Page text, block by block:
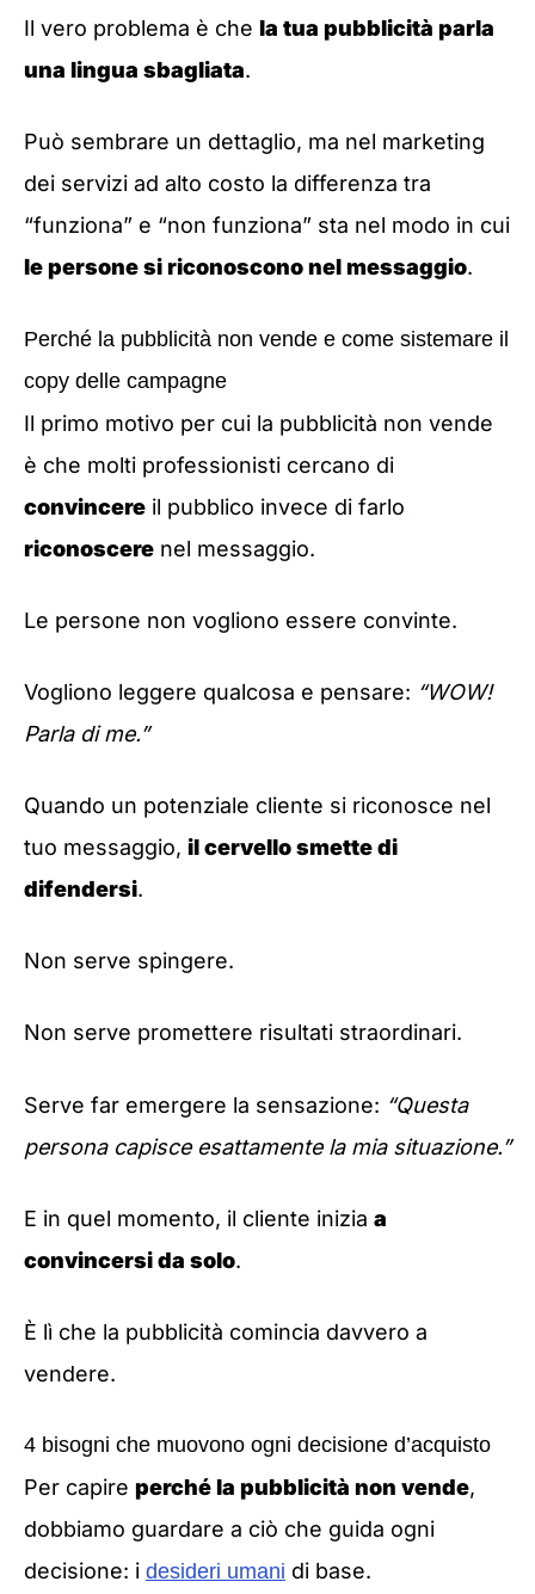
Il vero problema è che la tua pubblicità parla
una lingua sbagliata.
Può sembrare un dettaglio, ma nel marketing
dei servizi ad alto costo la differenza tra
“funziona” e “non funziona” sta nel modo in cui
le persone si riconoscono nel messaggio.
Perché la pubblicità non vende e come sistemare il
copy delle campagne
Il primo motivo per cui la pubblicità non vende
è che molti professionisti cercano di
convincere il pubblico invece di farlo
riconoscere nel messaggio.
Le persone non vogliono essere convinte.
Vogliono leggere qualcosa e pensare: “WOW!
Parla di me.”
Quando un potenziale cliente si riconosce nel
tuo messaggio, il cervello smette di
difendersi.
Non serve spingere.
Non serve promettere risultati straordinari.
Serve far emergere la sensazione: “Questa
persona capisce esattamente la mia situazione.”
E in quel momento, il cliente inizia a
convincersi da solo.
È lì che la pubblicità comincia davvero a
vendere.
4 bisogni che muovono ogni decisione d’acquisto
Per capire perché la pubblicità non vende,
dobbiamo guardare a ciò che guida ogni
decisione: i desideri umani di base.